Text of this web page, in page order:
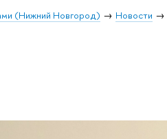
(Нижний Новгород) Новости